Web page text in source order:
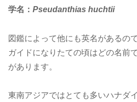
学名： Pseudanthias huchtii
図鑑によって他にも英名があるの
ガイドになりたての頃はどの名前
があります。
東南アジアではとても多いハナダ